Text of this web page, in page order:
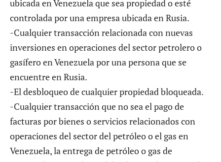
ubicada en Venezuela que sea propiedad o esté
controlada por una empresa ubicada en Rusia.
-Cualquier transacción relacionada con nuevas
inversiones en operaciones del sector petrolero o
gasífero en Venezuela por una persona que se
encuentre en Rusia.
-El desbloqueo de cualquier propiedad bloqueada.
-Cualquier transacción que no sea el pago de
facturas por bienes o servicios relacionados con
operaciones del sector del petróleo o el gas en
Venezuela, la entrega de petróleo o gas de